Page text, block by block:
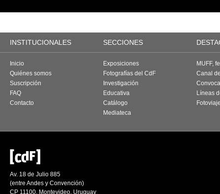
INSTITUCIONALES SECCIONES
Inicio
Quiénes somos
Suscripción
FAQ
Contacto
Exposiciones
Fotografías del CdF
Investigación
Educativa
Catálogo
Mediateca
MUFF,
Canal
Líneas
Av. 18 de Julio 885
(entre Andes y Convención)
CP 11100. Montevideo. Uruguay